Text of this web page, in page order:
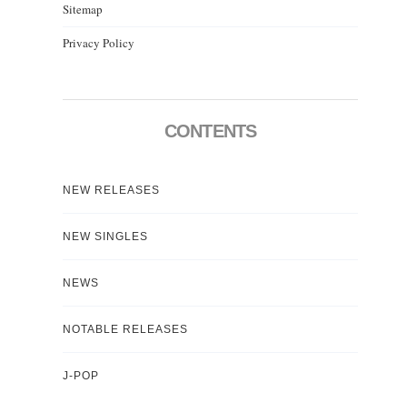
Sitemap
Privacy Policy
CONTENTS
NEW RELEASES
NEW SINGLES
NEWS
NOTABLE RELEASES
J-POP